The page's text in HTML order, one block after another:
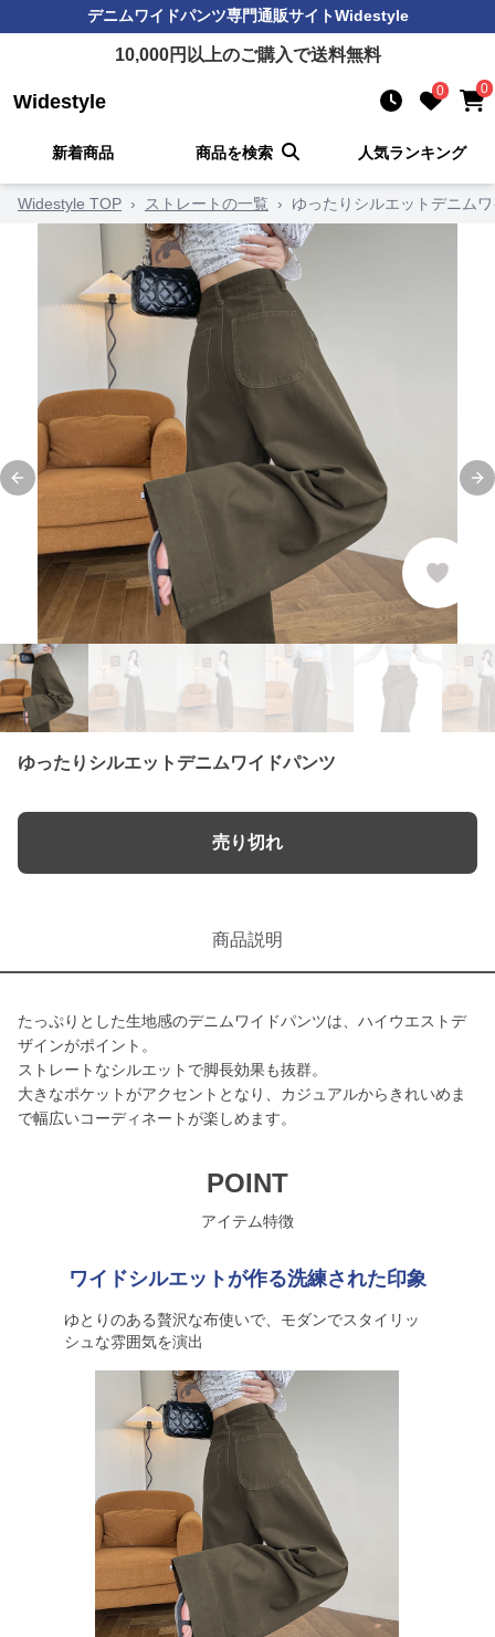
デニムワイドパンツ専門通販サイトWidestyle
10,000円以上のご購入で送料無料
Widestyle 0 0
新着商品 商品を検索 人気ランキング
Widestyle TOP › ストレートの一覧 › ゆったりシルエットデニム
Previous slide
ゆったりシルエットデニムワイドパンツ
売り切れ
商品説明
たっぷりとした生地感のデニムワイドパンツは、ハイウエストデ
ザインがポイント。
ストレートなシルエットで脚長効果も抜群。
大きなポケットがアクセントとなり、カジュアルからきれいめま
で幅広いコーディネートが楽しめます。
POINT
アイテム特徴
ワイドシルエットが作る洗練された印象
ゆとりのある贅沢な布使いで、モダンでスタイリッ
シュな雰囲気を演出